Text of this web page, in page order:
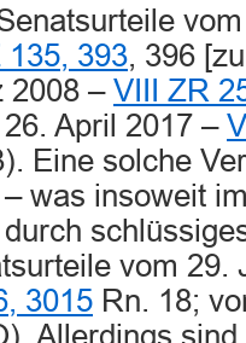
135, 393, 396
2008 – VIII ZR
April 2017 –
Eine solche
was insoweit
vom 29.
3015 Rn. 18;
Allerdings